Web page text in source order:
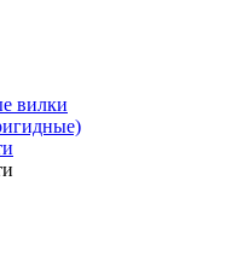
вилки